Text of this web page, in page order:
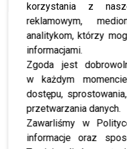
korzystania z
reklamowym,
analitykom, którzy
informacjami.
Zgoda jest
w każdym
dostępu,
przetwarzania danych.
Zawarliśmy w
informacje oraz
Jak sama przyznała,
fizycznie wymagające,
trudne:
To był
czas –